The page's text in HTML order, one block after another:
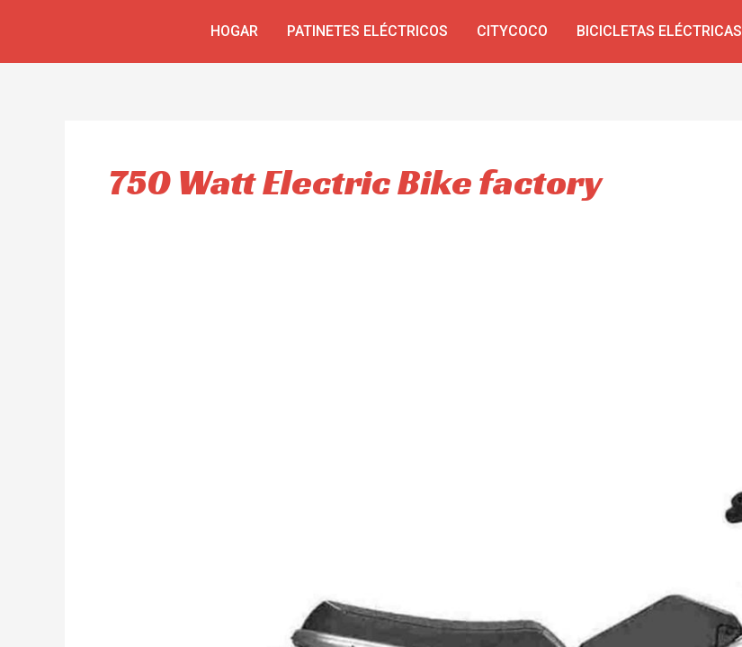
HOGAR PATINETES ELÉCTRICOS CITYCOCO BICICLETAS ELÉCTRICAS
750 Watt Electric Bike factory